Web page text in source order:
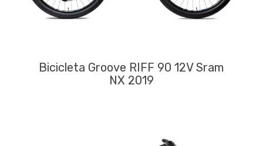
Bicicleta Groove RIFF 90 12V Sram
NX 2019